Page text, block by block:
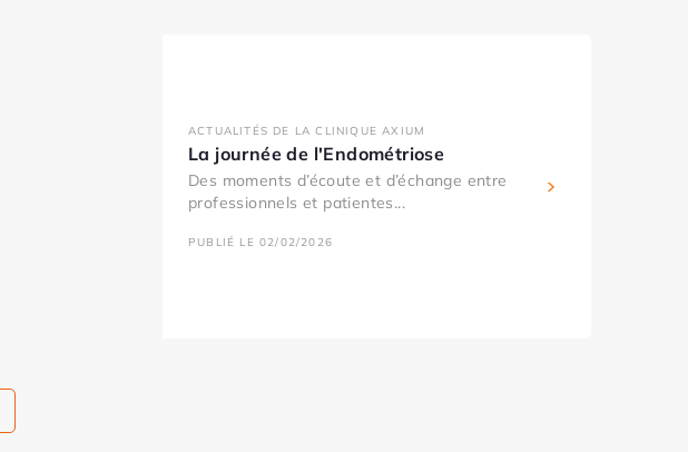
ACTUALITÉS DE LA CLINIQUE AXIUM
La journée de l'Endométriose
Des moments d’écoute et d’échange entre
professionnels et patientes...
PUBLIÉ LE 02/02/2026